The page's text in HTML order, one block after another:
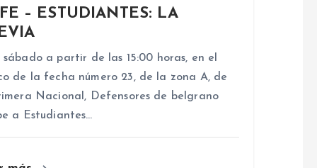
– ESTUDIANTES: LA
sábado a partir de las 15:00 horas, en el
de la fecha número 23, de la zona A, de
Nacional, Defensores de belgrano
a Estudiantes…